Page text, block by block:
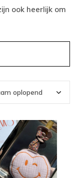
ook heerlijk om